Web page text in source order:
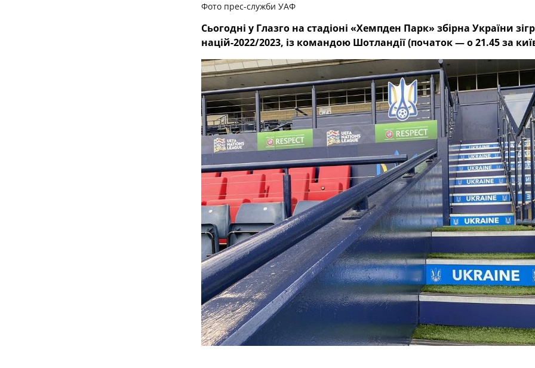
Фото прес-служби УАФ
Сьогодні у Глазго на стадіоні «Хемпден Парк» збірна України
націй-2022/2023, із командою Шотландії (початок — о 21.45 за